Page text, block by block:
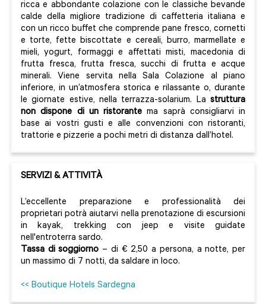
ricca e abbondante colazione con le classiche bevande
calde della migliore tradizione di caffetteria italiana e
con un ricco buffet che comprende pane fresco, cornetti
e torte, fette biscottate e cereali, burro, marmellate e
mieli, yogurt, formaggi e affettati misti, macedonia di
frutta fresca, frutta fresca, succhi di frutta e acque
minerali. Viene servita nella Sala Colazione al piano
inferiore, in un’atmosfera storica e rilassante o, durante
le giornate estive, nella terrazza-solarium. La struttura
non dispone di un ristorante ma saprà consigliarvi in
base ai vostri gusti e alle convenzioni con ristoranti,
trattorie e pizzerie a pochi metri di distanza dall’hotel.
SERVIZI & ATTIVITÀ
L’eccellente preparazione e professionalità dei
proprietari potrà aiutarvi nella prenotazione di escursioni
in kayak, trekking con jeep e visite guidate
nell'entroterra sardo.
Tassa di soggiorno – di € 2,50 a persona, a notte, per
un massimo di 7 notti, da saldare in loco.
<< Boutique Hotels Sardegna